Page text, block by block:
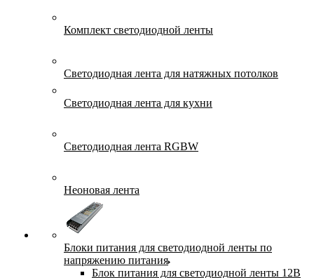
Комплект светодиодной ленты
Светодиодная лента для натяжных потолков
Светодиодная лента для кухни
Светодиодная лента RGBW
Неоновая лента
Блоки питания для светодиодной ленты по
напряжению питания
Блок питания для светодиодной ленты 12В